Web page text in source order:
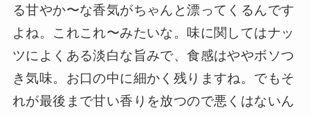
る甘やか〜な香気がちゃんと漂ってくるんです
よね。これこれ〜みたいな。味に関してはナッ
ツによくある淡白な旨みで、食感はややボソつ
き気味。お口の中に細かく残りますね。でもそ
れが最後まで甘い香りを放つので悪くはないん